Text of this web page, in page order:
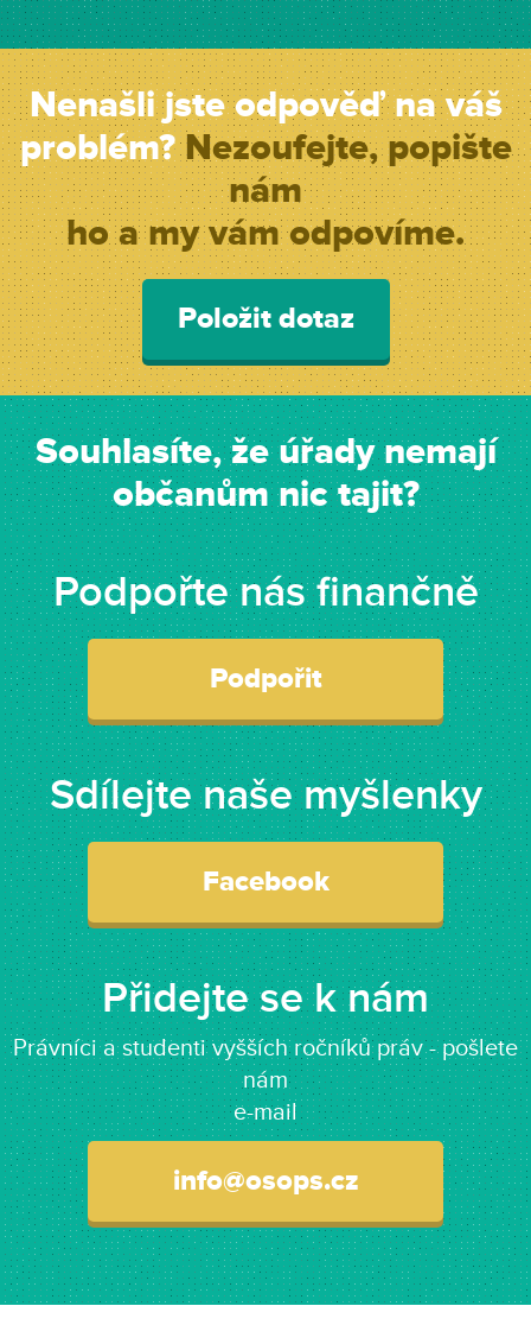
Nenašli jste odpověď na váš
problém?Nezoufejte, popište
nám
ho a my vám odpovíme.
Položit dotaz
Souhlasíte, že úřady nemají
občanům nic tajit?
Podpořte nás finančně
Podpořit
Sdílejte naše myšlenky
Facebook
Přidejte se k nám
Právníci a studenti vyšších ročníků práv - pošlete
nám
e-mail
info@osops.cz